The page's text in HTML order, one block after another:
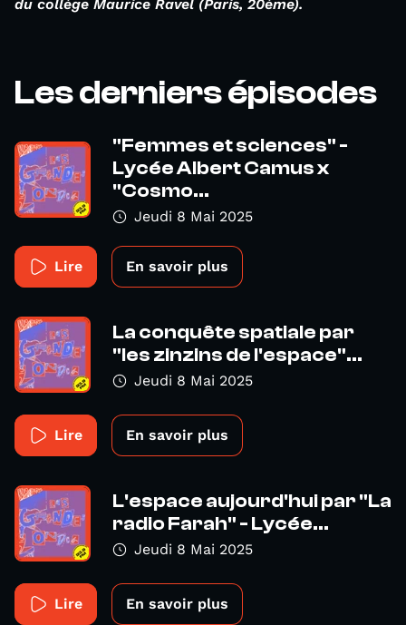
du collège Maurice Ravel (Paris, 20ème).
Les derniers épisodes
"Femmes et sciences" -
Lycée Albert Camus x
"Cosmo...
Jeudi 8 Mai 2025
Lire En savoir plus
La conquête spatiale par
"les zinzins de l'espace"...
Jeudi 8 Mai 2025
Lire En savoir plus
L'espace aujourd'hui par "La
radio Farah" - Lycée...
Jeudi 8 Mai 2025
Lire En savoir plus